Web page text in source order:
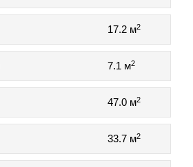
17.2 м2
7.1 м2
47.0 м2
33.7 м2